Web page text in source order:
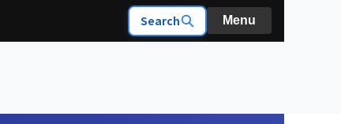
Search Menu